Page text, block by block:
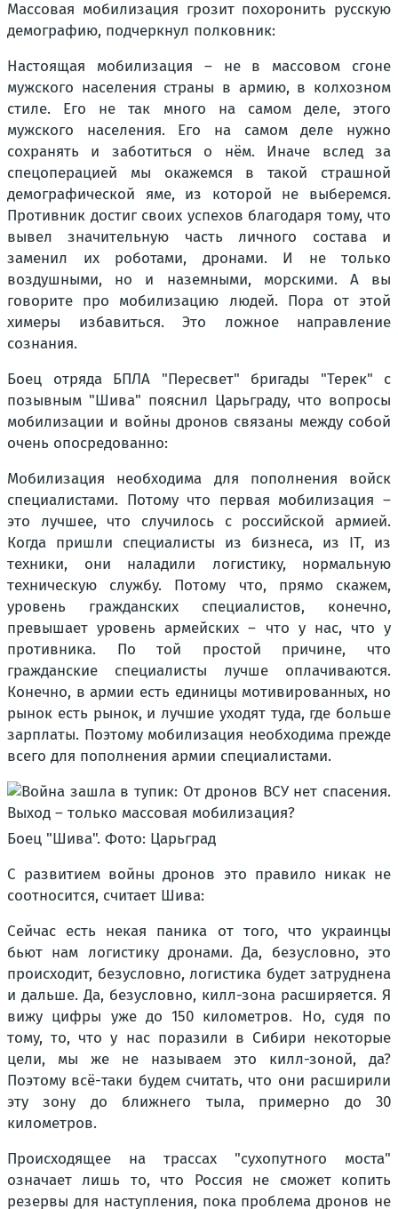
Массовая мобилизация грозит похоронить русскую
демографию, подчеркнул полковник:
Настоящая мобилизация – не в массовом сгоне
мужского населения страны в армию, в колхозном
стиле. Его не так много на самом деле, этого
мужского населения. Его на самом деле нужно
сохранять и заботиться о нём. Иначе вслед за
спецоперацией мы окажемся в такой страшной
демографической яме, из которой не выберемся.
Противник достиг своих успехов благодаря тому, что
вывел значительную часть личного состава и
заменил их роботами, дронами. И не только
воздушными, но и наземными, морскими. А вы
говорите про мобилизацию людей. Пора от этой
химеры избавиться. Это ложное направление
сознания.
Боец отряда БПЛА "Пересвет" бригады "Терек" с
позывным "Шива" пояснил Царьграду, что вопросы
мобилизации и войны дронов связаны между собой
очень опосредованно:
Мобилизация необходима для пополнения войск
специалистами. Потому что первая мобилизация –
это лучшее, что случилось с российской армией.
Когда пришли специалисты из бизнеса, из IT, из
техники, они наладили логистику, нормальную
техническую службу. Потому что, прямо скажем,
уровень гражданских специалистов, конечно,
превышает уровень армейских – что у нас, что у
противника. По той простой причине, что
гражданские специалисты лучше оплачиваются.
Конечно, в армии есть единицы мотивированных, но
рынок есть рынок, и лучшие уходят туда, где больше
зарплаты. Поэтому мобилизация необходима прежде
всего для пополнения армии специалистами.
Боец "Шива". Фото: Царьград
С развитием войны дронов это правило никак не
соотносится, считает Шива:
Сейчас есть некая паника от того, что украинцы
бьют нам логистику дронами. Да, безусловно, это
происходит, безусловно, логистика будет затруднена
и дальше. Да, безусловно, килл-зона расширяется. Я
вижу цифры уже до 150 километров. Но, судя по
тому, то, что у нас поразили в Сибири некоторые
цели, мы же не называем это килл-зоной, да?
Поэтому всё-таки будем считать, что они расширили
эту зону до ближнего тыла, примерно до 30
километров.
Происходящее на трассах "сухопутного моста"
означает лишь то, что Россия не сможет копить
резервы для наступления, пока проблема дронов не